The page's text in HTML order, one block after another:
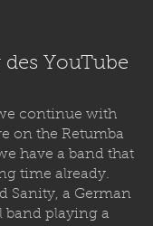
YouTube
continue with
on the Retumba
have a band that
time already.
Sanity, a German
band playing a